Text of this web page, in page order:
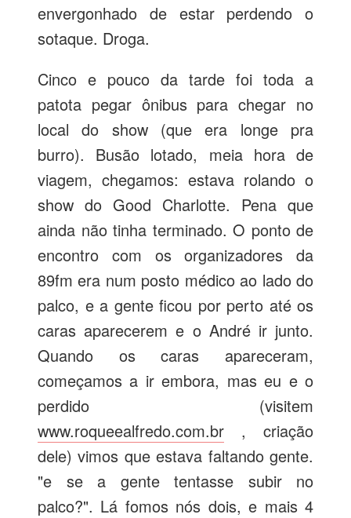
envergonhado de estar perdendo o
sotaque. Droga.
Cinco e pouco da tarde foi toda a
patota pegar ônibus para chegar no
local do show (que era longe pra
burro). Busão lotado, meia hora de
viagem, chegamos: estava rolando o
show do Good Charlotte. Pena que
ainda não tinha terminado. O ponto de
encontro com os organizadores da
89fm era num posto médico ao lado do
palco, e a gente ficou por perto até os
caras aparecerem e o André ir junto.
Quando os caras apareceram,
começamos a ir embora, mas eu e o
perdido (visitem
www.roqueealfredo.com.br , criação
dele) vimos que estava faltando gente.
"e se a gente tentasse subir no
palco?". Lá fomos nós dois, e mais 4